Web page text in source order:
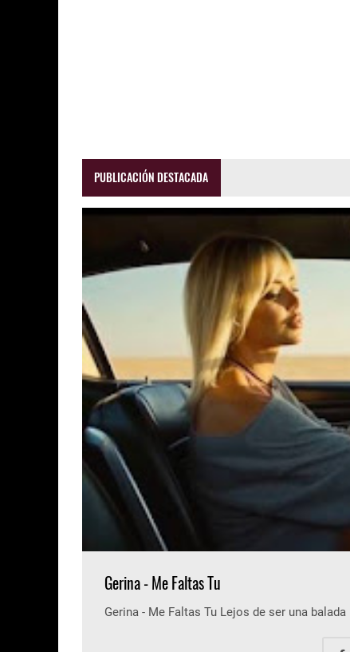
PUBLICACIÓN DESTACADA
Gerina - Me Faltas Tu
Gerina - Me Faltas Tu Lejos de ser una